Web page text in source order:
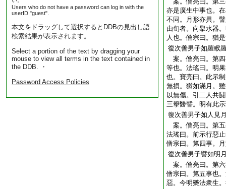
Users who do not have a password can log in with the
userID "guest".
本文をドラッグして選択するとDDBの見出し語
検索結果が表示されます。
Select a portion of the text by dragging your
mouse to view all terms in the text contained in
the DDB. ・
Password Access Policies
亦是廣生中事也。
不同。月形亦異。
由旬者。向擧水器
人也。僧宗曰。猶
復次善男子如羅睺
案。僧亮曰。第
等也。法瑤曰。明
也。寶亮曰。此示
無損。猶如滿月。
以無傷。引二人共
三擧醫譬。明有此
復次善男子如人見
案。僧亮曰。第
法瑤曰。前示行惡
僧宗曰。第四事。
復次善男子譬如明
案。僧亮曰。第
僧宗曰。第五事也
惡。今明樂法衆生